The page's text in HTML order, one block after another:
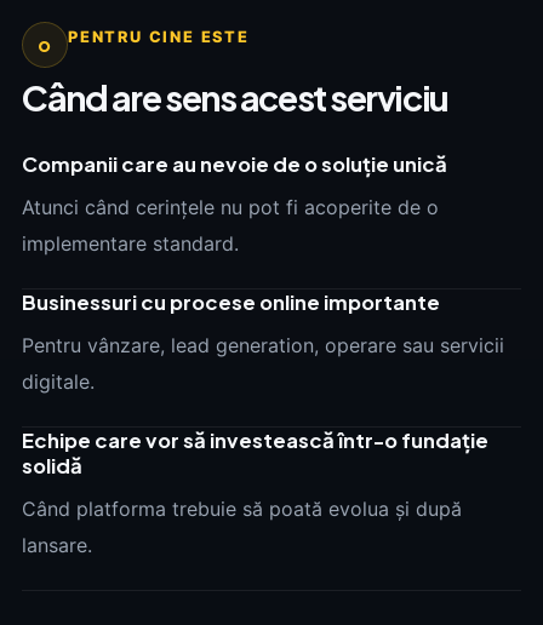
o PENTRU CINE ESTE
Când are sens acest serviciu
Companii care au nevoie de o soluție unică
Atunci când cerințele nu pot fi acoperite de o
implementare standard.
Businessuri cu procese online importante
Pentru vânzare, lead generation, operare sau servicii
digitale.
Echipe care vor să investească într-o fundație
solidă
Când platforma trebuie să poată evolua și după
lansare.